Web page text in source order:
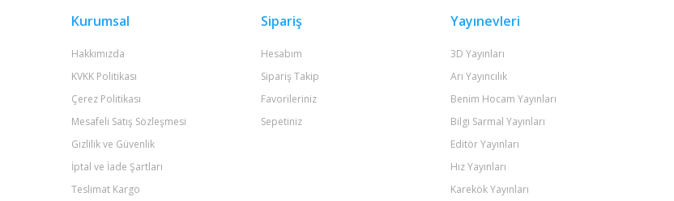
Kurumsal
Hakkımızda
KVKK Politikası
Çerez Politikası
Mesafeli Satış Sözleşmesi
Gizlilik ve Güvenlik
İptal ve İade Şartları
Teslimat Kargo
Sipariş
Hesabım
Sipariş Takip
Favorileriniz
Sepetiniz
Yayınevleri
3D Yayınları
Arı Yayıncılık
Benim Hocam Yayınları
Bilgi Sarmal Yayınları
Editör Yayınları
Hız Yayınları
Karekök Yayınları